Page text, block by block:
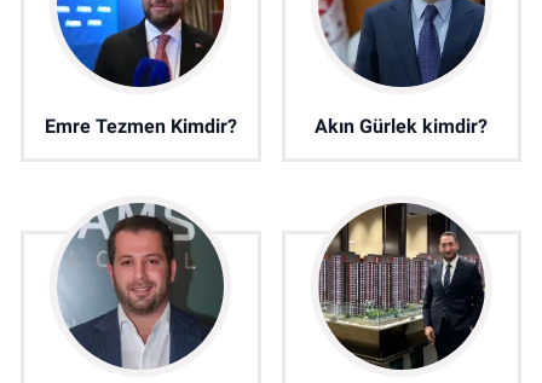
Emre Tezmen Kimdir? Akın Gürlek kimdir?